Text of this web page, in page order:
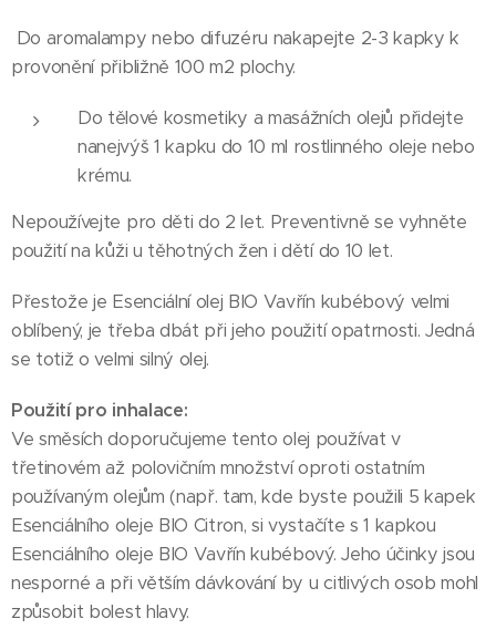
Do aromalampy nebo difuzéru nakapejte 2-3 kapky k
provonění přibližně 100 m2 plochy.
Do tělové kosmetiky a masážních olejů přidejte
nanejvýš 1 kapku do 10 ml rostlinného oleje nebo
krému.
Nepoužívejte pro děti do 2 let. Preventivně se vyhněte
použití na kůži u těhotných žen i dětí do 10 let.
Přestože je Esenciální olej BIO Vavřín kubébový velmi
oblíbený, je třeba dbát při jeho použití opatrnosti. Jedná
se totiž o velmi silný olej.
Použití pro inhalace:
Ve směsích doporučujeme tento olej používat v
třetinovém až polovičním množství oproti ostatním
používaným olejům (např. tam, kde byste použili 5 kapek
Esenciálního oleje BIO Citron, si vystačíte s 1 kapkou
Esenciálního oleje BIO Vavřín kubébový. Jeho účinky jsou
nesporné a při větším dávkování by u citlivých osob mohl
způsobit bolest hlavy.